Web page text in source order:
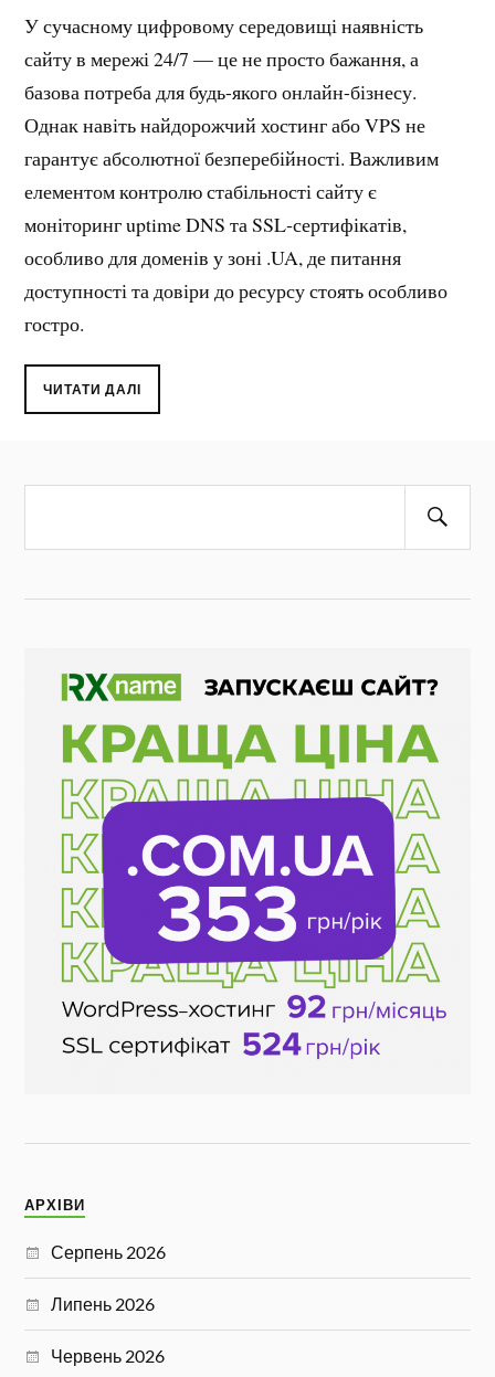
У сучасному цифровому середовищі наявність
сайту в мережі 24/7 — це не просто бажання, а
базова потреба для будь-якого онлайн-бізнесу.
Однак навіть найдорожчий хостинг або VPS не
гарантує абсолютної безперебійності. Важливим
елементом контролю стабільності сайту є
моніторинг uptime DNS та SSL‑сертифікатів,
особливо для доменів у зоні .UA, де питання
доступності та довіри до ресурсу стоять особливо
гостро.
ЧИТАТИ ДАЛІ
АРХІВИ
Серпень 2026
Липень 2026
Червень 2026